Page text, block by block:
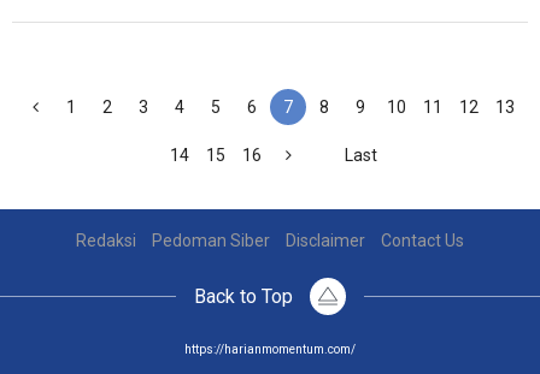
1 2 3 4 5 6 7 8 9 10 11 12 13
14 15 16 Last
Redaksi Pedoman Siber Disclaimer Contact Us
Back to Top
https://harianmomentum.com/